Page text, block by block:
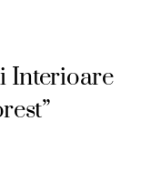
Interioare